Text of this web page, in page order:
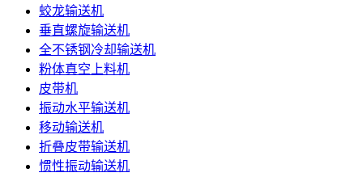
蛟龙输送机
垂直螺旋输送机
全不锈钢冷却输送机
粉体真空上料机
皮带机
振动水平输送机
移动输送机
折叠皮带输送机
惯性振动输送机